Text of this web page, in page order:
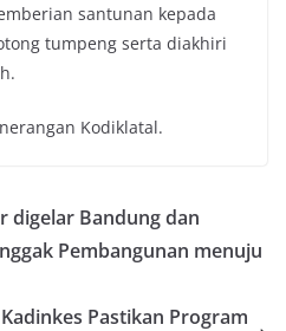
santunan kepada
tumpeng serta diakhiri
Kodiklatal.
digelar Bandung dan
Pembangunan menuju
Pastikan Program